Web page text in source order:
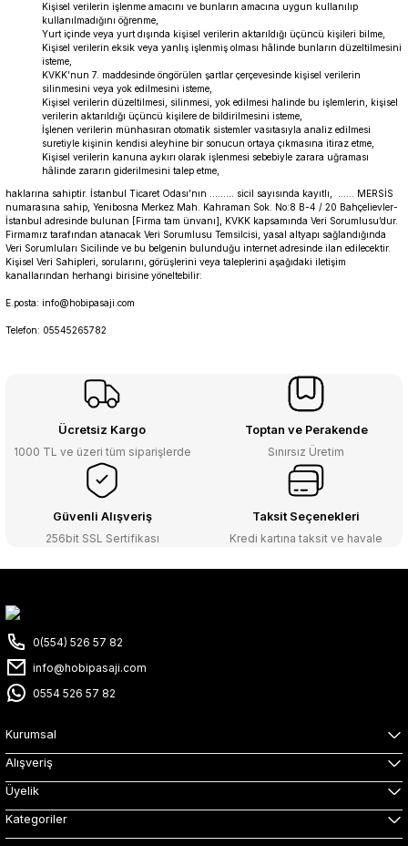
Kişisel verilerin işlenme amacını ve bunların amacına uygun kullanılıp
kullanılmadığını öğrenme,
Yurt içinde veya yurt dışında kişisel verilerin aktarıldığı üçüncü kişileri bilme,
Kişisel verilerin eksik veya yanlış işlenmiş olması hâlinde bunların düzeltilmesini
isteme,
KVKK’nun 7. maddesinde öngörülen şartlar çerçevesinde kişisel verilerin
silinmesini veya yok edilmesini isteme,
Kişisel verilerin düzeltilmesi, silinmesi, yok edilmesi halinde bu işlemlerin, kişisel
verilerin aktarıldığı üçüncü kişilere de bildirilmesini isteme,
İşlenen verilerin münhasıran otomatik sistemler vasıtasıyla analiz edilmesi
suretiyle kişinin kendisi aleyhine bir sonucun ortaya çıkmasına itiraz etme,
Kişisel verilerin kanuna aykırı olarak işlenmesi sebebiyle zarara uğraması
hâlinde zararın giderilmesini talep etme,
haklarına sahiptir. İstanbul Ticaret Odası’nın ......... sicil sayısında kayıtlı, ...... MERSİS
numarasına sahip, Yenibosna Merkez Mah. Kahraman Sok. No:8 B-4 / 20 Bahçelievler-
İstanbul adresinde bulunan [Firma tam ünvanı], KVKK kapsamında Veri Sorumlusu’dur.
Firmamız tarafından atanacak Veri Sorumlusu Temsilcisi, yasal altyapı sağlandığında
Veri Sorumluları Sicilinde ve bu belgenin bulunduğu internet adresinde ilan edilecektir.
Kişisel Veri Sahipleri, sorularını, görüşlerini veya taleplerini aşağıdaki iletişim
kanallarından herhangi birisine yöneltebilir:
E.posta: info@hobipasaji.com
Telefon: 05545265782
Ücretsiz Kargo
1000 TL ve üzeri tüm siparişlerde
Toptan ve Perakende
Sınırsız Üretim
Güvenli Alışveriş
256bit SSL Sertifikası
Taksit Seçenekleri
Kredi kartına taksit ve havale
0(554) 526 57 82
info@hobipasaji.com
0554 526 57 82
Kurumsal
Alışveriş
Üyelik
Kategoriler